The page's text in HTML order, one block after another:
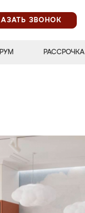
ЗВОНОК
РАССРОЧКА